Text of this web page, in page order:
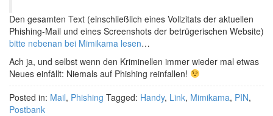
Den gesamten Text (einschließlich eines Vollzitats der aktuellen
Phishing-Mail und eines Screenshots der betrügerischen Website)
bitte nebenan bei Mimikama lesen…
Ach ja, und selbst wenn den Kriminellen immer wieder mal etwas
Neues einfällt: Niemals auf Phishing reinfallen!
Posted in: Mail, Phishing Tagged: Handy, Link, Mimikama, PIN,
Postbank